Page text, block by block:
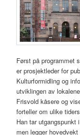
Først på programmet
er prosjektleder for
Kulturformidling og
utviklingen av
Frisvold kåsere og
forteller om ulike
Han tar utgangspunkt
men legger